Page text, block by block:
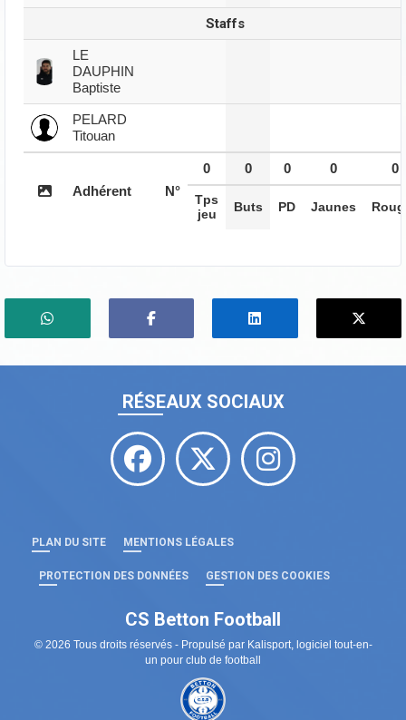
Staffs
LE
DAUPHIN
Baptiste
PELARD
Titouan
Adhérent N°
0 0 0 0 0
Tps
jeu
Buts PD Jaunes
RÉSEAUX SOCIAUX
PLAN DU SITE MENTIONS LÉGALES
PROTECTION DES DONNÉES GESTION DES COOKIES
CS Betton Football
© 2026 Tous droits réservés - Propulsé par Kalisport, logiciel tout-en-
un pour club de football